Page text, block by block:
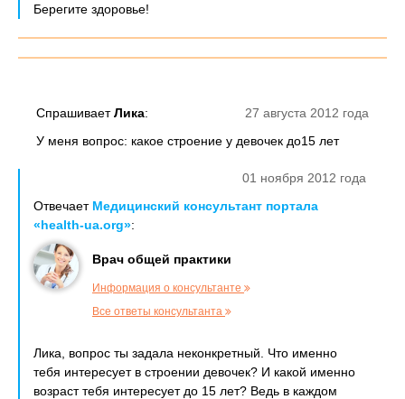
Берегите здоровье!
27 августа 2012 года
СпрашиваетЛика:
У меня вопрос: какое строение у девочек до15 лет
01 ноября 2012 года
Отвечает Медицинский консультант портала
«health-ua.org»:
Врач общей практики
Информация о консультанте
Все ответы консультанта
Лика, вопрос ты задала неконкретный. Что именно
тебя интересует в строении девочек? И какой именно
возраст тебя интересует до 15 лет? Ведь в каждом